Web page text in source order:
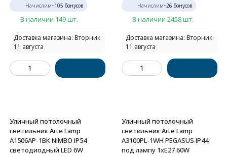
Начислим+105 бонусов
В наличии 149 шт.
Доставка магазина: Вторник
11 августа
Начислим+26 бонусов
В наличии 2458 шт.
Доставка магазина: Вторник
11 августа
Уличный потолочный
светильник Arte Lamp
A1506AP-1BK NIMBO IP54
светодиодный LED 6W
Уличный потолочный
светильник Arte Lamp
A3100PL-1WH PEGASUS IP44
под лампу 1xE27 60W